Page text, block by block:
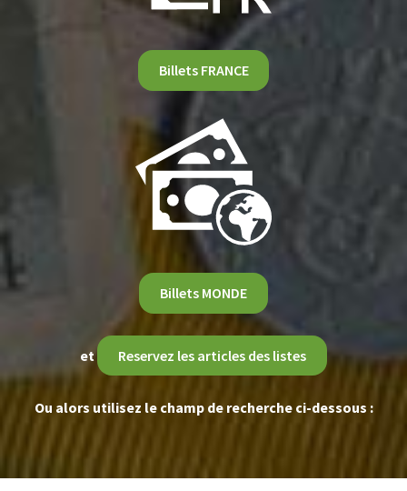
Billets FRANCE
Billets MONDE
et Reservez les articles des listes
Ou alors utilisez le champ de recherche ci-dessous :